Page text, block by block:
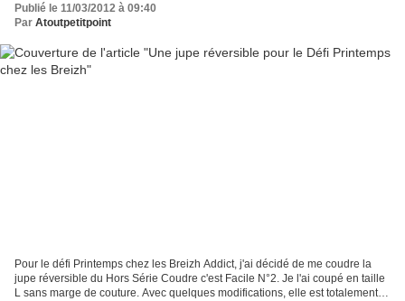
Publié le 11/03/2012 à 09:40
Par Atoutpetitpoint
Pour le défi Printemps chez les Breizh Addict, j'ai décidé de me coudre la
jupe réversible du Hors Série Coudre c'est Facile N°2. Je l'ai coupé en taille
L sans marge de couture. Avec quelques modifications, elle est totalement